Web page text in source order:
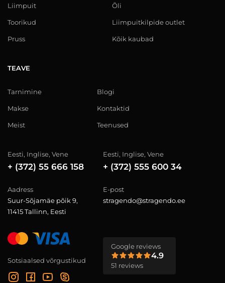
Liimpuit
Toorikud
Pruss
Õli
Liimpuitkilpide outlet
Kõik kaubad
TEAVE
Tarnimine
Makse
Meist
Blogi
Kontaktid
Teenused
Eesti, Inglise, Vene
+ (372) 55 666 158
Eesti, Inglise, Vene
+ (372) 555 600 34
Aadress
Suur-Sõjamäe põik 9,
11415 Tallinn, Eesti
E-post
stragendo@stragendo.ee
Sotsiaalsed võrgustikud
Google reviews
4.9
51 reviews